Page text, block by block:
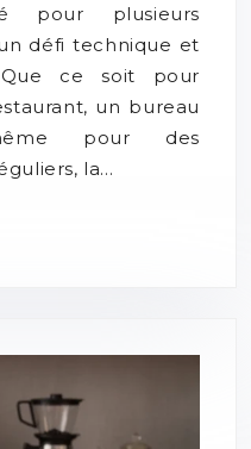
pour plusieurs
défi technique et
Que ce soit pour
un bureau
pour des
la…